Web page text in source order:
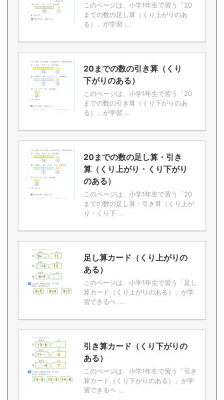
このページは、小学1年生で習う「20
までの数の足し算（くり上がりのあ
る）」が学習 ...
20までの数の引き算（くり
下がりのある）
このページは、小学1年生で習う「20
までの数の引き算（くり下がりのあ
る）」が学習 ...
20までの数の足し算・引き
算（くり上がり・くり下がり
のある）
このページは、小学1年生で習う「20
までの数の足し算・引き算（くり上が
り・くり下 ...
足し算カード（くり上がりの
ある）
このページは、小学1年生で習う「足し
算カード（くり上がりのある）」が学
習できるペ ...
引き算カード（くり下がりの
ある）
このページは、小学1年生で習う「引き
算カード（くり下がりのある）」が学
習できるペ ...